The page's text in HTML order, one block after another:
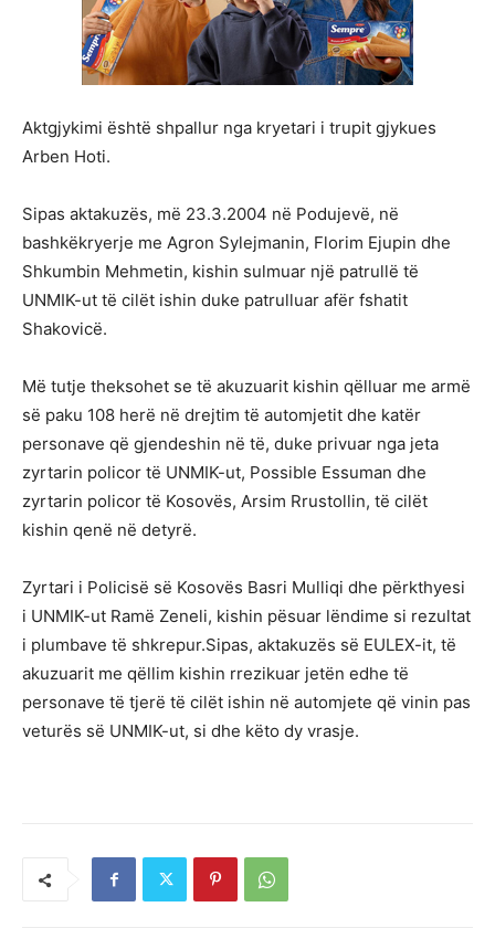
Aktgjykimi është shpallur nga kryetari i trupit gjykues
Arben Hoti.
Sipas aktakuzës, më 23.3.2004 në Podujevë, në
bashkëkryerje me Agron Sylejmanin, Florim Ejupin dhe
Shkumbin Mehmetin, kishin sulmuar një patrullë të
UNMIK-ut të cilët ishin duke patrulluar afër fshatit
Shakovicë.
Më tutje theksohet se të akuzuarit kishin qëlluar me armë
së paku 108 herë në drejtim të automjetit dhe katër
personave që gjendeshin në të, duke privuar nga jeta
zyrtarin policor të UNMIK-ut, Possible Essuman dhe
zyrtarin policor të Kosovës, Arsim Rrustollin, të cilët
kishin qenë në detyrë.
Zyrtari i Policisë së Kosovës Basri Mulliqi dhe përkthyesi
i UNMIK-ut Ramë Zeneli, kishin pësuar lëndime si rezultat
i plumbave të shkrepur.Sipas, aktakuzës së EULEX-it, të
akuzuarit me qëllim kishin rrezikuar jetën edhe të
personave të tjerë të cilët ishin në automjete që vinin pas
veturës së UNMIK-ut, si dhe këto dy vrasje.